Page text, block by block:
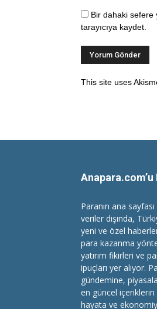
Bir dahaki sefere
tarayıcıya kaydet.
This site uses
Paranın ana
veriler dışında,
yeni ve özel
para kazanma
yatırım fikirleri ve
ipuçları yer alıyor.
gündemine,
en güncel içeriklerin
hayata ve